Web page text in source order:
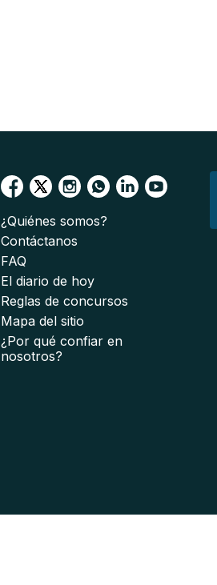
¿Quiénes somos?
Contáctanos
FAQ
El diario de hoy
Reglas de concursos
Mapa del sitio
¿Por qué confiar en
nosotros?